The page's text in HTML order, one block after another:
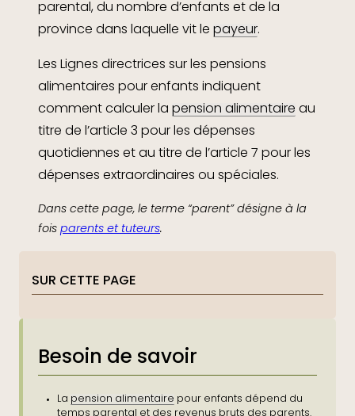
parental, du nombre d’enfants et de la
province dans laquelle vit le payeur.
Les Lignes directrices sur les pensions
alimentaires pour enfants indiquent
comment calculer la pension alimentaire au
titre de l’article 3 pour les dépenses
quotidiennes et au titre de l’article 7 pour les
dépenses extraordinaires ou spéciales.
Dans cette page, le terme “parent” désigne à la
fois parents et tuteurs.
SUR CETTE PAGE
Besoin de savoir
La pension alimentaire pour enfants dépend du
temps parental et des revenus bruts des parents.